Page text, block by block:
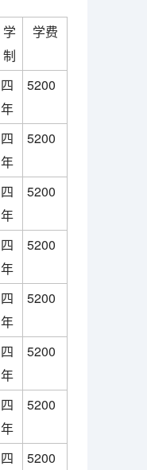
学
制
学费
四
年
5200
四
年
5200
四
年
5200
四
年
5200
四
年
5200
四
年
5200
四
年
5200
四 5200